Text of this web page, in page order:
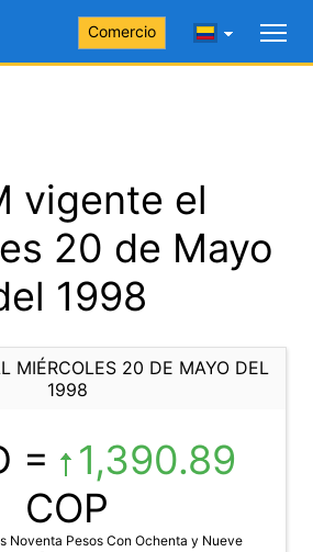
Comercio
vigente el
20 de Mayo
1998
MIÉRCOLES 20 DE MAYO DEL
1998
=
1,390.89
COP
Noventa Pesos Con Ochenta y Nueve